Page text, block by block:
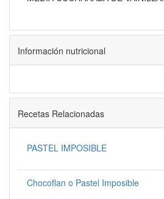
Información nutricional
Recetas Relacionadas
PASTEL IMPOSIBLE
Chocoflan o Pastel Imposible